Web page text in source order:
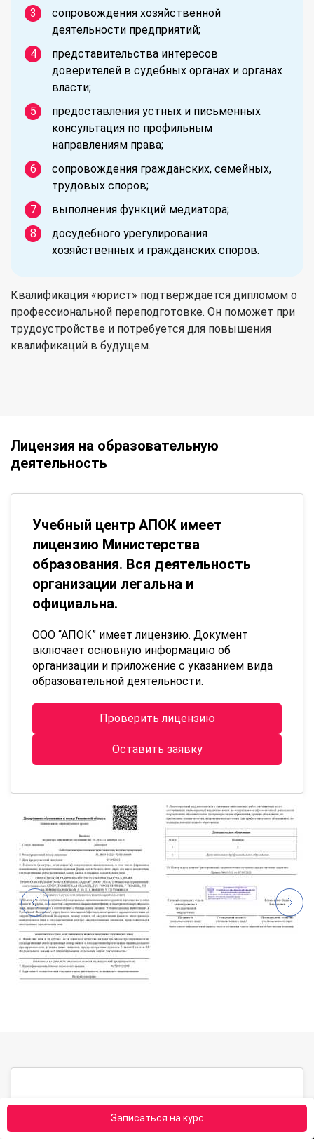
Записаться на курс
сопровождения хозяйственной
деятельности предприятий;
представительства интересов
доверителей в судебных органах и органах
власти;
предоставления устных и письменных
консультация по профильным
направлениям права;
сопровождения гражданских, семейных,
трудовых споров;
выполнения функций медиатора;
досудебного урегулирования
хозяйственных и гражданских споров.
Квалификация «юрист» подтверждается дипломом о
профессиональной переподготовке. Он поможет при
трудоустройстве и потребуется для повышения
квалификаций в будущем.
Лицензия на образовательную
деятельность
Учебный центр АПОК имеет
лицензию Министерства
образования. Вся деятельность
организации легальна и
официальна.
ООО “АПОК” имеет лицензию. Документ
включает основную информацию об
организации и приложение с указанием вида
образовательной деятельности.
Проверить лицензию
Оставить заявку